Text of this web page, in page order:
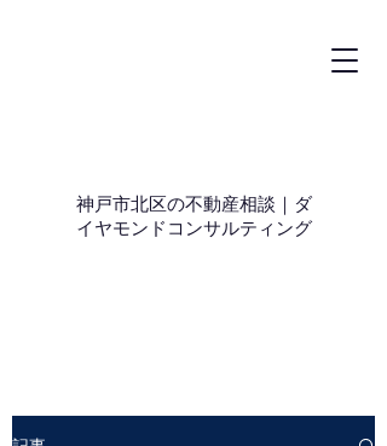
神戸市北区の不動産相談｜ダ
イヤモンドコンサルティング